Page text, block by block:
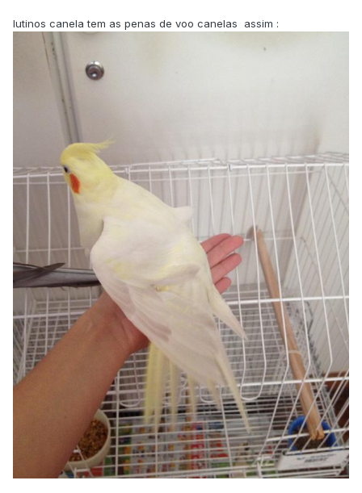
lutinos canela tem as penas de voo canelas assim :